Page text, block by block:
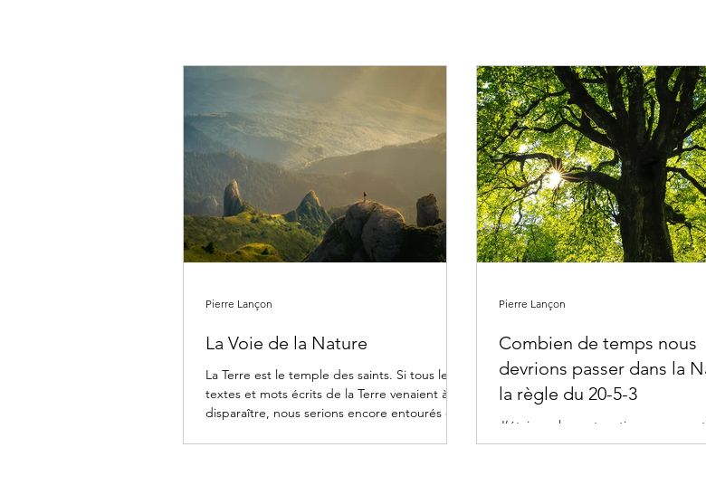
La Voie de la Nature
La Terre est le temple des saints. Si tous les
textes et mots écrits de la Terre venaient à
disparaître, nous serions encore entourés et...
Pierre Lançon
Combien de temps nous
devrions passer dans la
la règle du 20-5-3
J’étais seulement sorti pour une
balade et finalement je me décidais
Pierre Lançon